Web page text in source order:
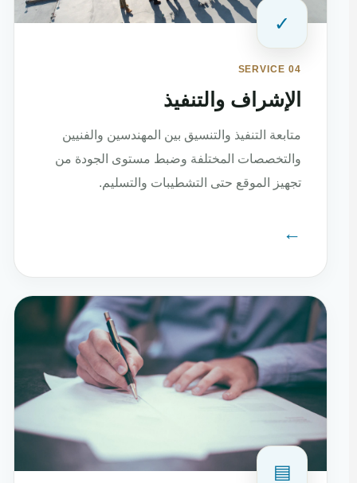
✓
SERVICE 04
الإشراف والتنفيذ
متابعة التنفيذ والتنسيق بين المهندسين والفنيين
والتخصصات المختلفة وضبط مستوى الجودة من
تجهيز الموقع حتى التشطيبات والتسليم.
←
▤